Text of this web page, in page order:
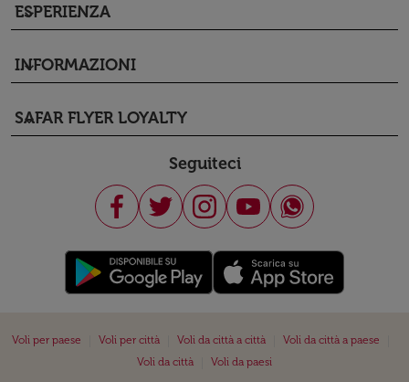
ESPERIENZA
keyboard_arrow_down
INFORMAZIONI
keyboard_arrow_down
SAFAR FLYER LOYALTY
keyboard_arrow_down
Seguiteci
Voli per paese Voli per città Voli da città a città Voli da città a paese
Voli da città
Voli da paesi